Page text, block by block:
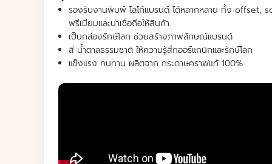
รองรับงานพิมพ์ โลโก้แบรนด์ได้หลากหลาย ทั้ง offset,
พรีเมียมและน่าเชื่อถือให้สินค้า
เป็นกล่องรักษ์โลก ช่วยสร้างภาพลักษณ์แบรนด์
สี น้ำตาลธรรมชาติให้ความรู้สึกออร์แกนิกและรักษ์โลก
แข็งแรง ทนทาน ผลิตจาก กระดาษคราฟแท้ 100%